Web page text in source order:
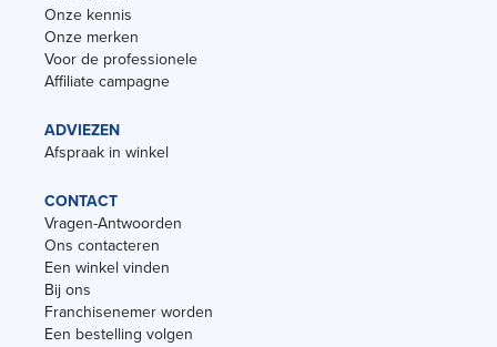
Onze kennis
Onze merken
Voor de professionele
Affiliate campagne
ADVIEZEN
Afspraak in winkel
CONTACT
Vragen-Antwoorden
Ons contacteren
Een winkel vinden
Bij ons
Franchisenemer worden
Een bestelling volgen